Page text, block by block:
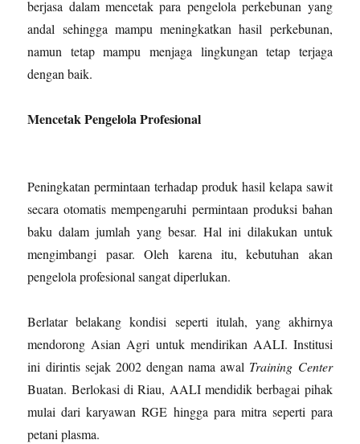
berjasa dalam mencetak para pengelola perkebunan yang
andal sehingga mampu meningkatkan hasil perkebunan,
namun tetap mampu menjaga lingkungan tetap terjaga
dengan baik.
Mencetak Pengelola Profesional
Peningkatan permintaan terhadap produk hasil kelapa sawit
secara otomatis mempengaruhi permintaan produksi bahan
baku dalam jumlah yang besar. Hal ini dilakukan untuk
mengimbangi pasar. Oleh karena itu, kebutuhan akan
pengelola profesional sangat diperlukan.
Berlatar belakang kondisi seperti itulah, yang akhirnya
mendorong Asian Agri untuk mendirikan AALI. Institusi
ini dirintis sejak 2002 dengan nama awal Training Center
Buatan. Berlokasi di Riau, AALI mendidik berbagai pihak
mulai dari karyawan RGE hingga para mitra seperti para
petani plasma.